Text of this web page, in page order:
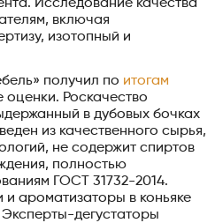
Исследование качества
включая
изотопный и
получил по итогам
Роскачество
в дубовых бочках
из качественного сырья,
не содержит спиртов
полностью
ГОСТ 31732-2014.
и ароматизаторы в коньяке
Эксперты-дегустаторы